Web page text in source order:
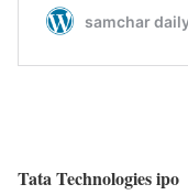
Tata Technologies ipo